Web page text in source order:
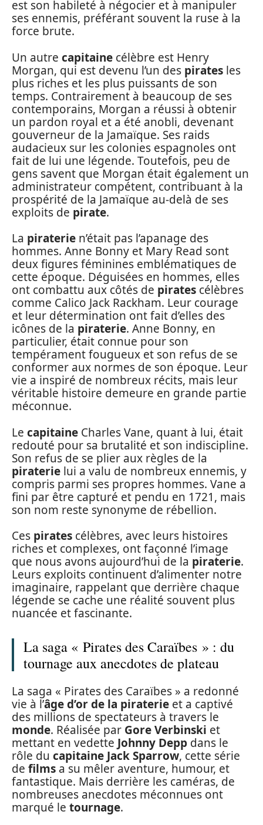
est son habileté à négocier et à manipuler
ses ennemis, préférant souvent la ruse à la
force brute.
Un autre capitaine célèbre est Henry
Morgan, qui est devenu l’un des pirates les
plus riches et les plus puissants de son
temps. Contrairement à beaucoup de ses
contemporains, Morgan a réussi à obtenir
un pardon royal et a été anobli, devenant
gouverneur de la Jamaïque. Ses raids
audacieux sur les colonies espagnoles ont
fait de lui une légende. Toutefois, peu de
gens savent que Morgan était également un
administrateur compétent, contribuant à la
prospérité de la Jamaïque au-delà de ses
exploits de pirate.
La piraterie n’était pas l’apanage des
hommes. Anne Bonny et Mary Read sont
deux figures féminines emblématiques de
cette époque. Déguisées en hommes, elles
ont combattu aux côtés de pirates célèbres
comme Calico Jack Rackham. Leur courage
et leur détermination ont fait d’elles des
icônes de la piraterie. Anne Bonny, en
particulier, était connue pour son
tempérament fougueux et son refus de se
conformer aux normes de son époque. Leur
vie a inspiré de nombreux récits, mais leur
véritable histoire demeure en grande partie
méconnue.
Le capitaine Charles Vane, quant à lui, était
redouté pour sa brutalité et son indiscipline.
Son refus de se plier aux règles de la
piraterie lui a valu de nombreux ennemis, y
compris parmi ses propres hommes. Vane a
fini par être capturé et pendu en 1721, mais
son nom reste synonyme de rébellion.
Ces pirates célèbres, avec leurs histoires
riches et complexes, ont façonné l’image
que nous avons aujourd’hui de la piraterie.
Leurs exploits continuent d’alimenter notre
imaginaire, rappelant que derrière chaque
légende se cache une réalité souvent plus
nuancée et fascinante.
La saga « Pirates des Caraïbes » : du
tournage aux anecdotes de plateau
La saga « Pirates des Caraïbes » a redonné
vie à l’âge d’or de la piraterie et a captivé
des millions de spectateurs à travers le
monde. Réalisée par Gore Verbinski et
mettant en vedette Johnny Depp dans le
rôle du capitaine Jack Sparrow, cette série
de films a su mêler aventure, humour, et
fantastique. Mais derrière les caméras, de
nombreuses anecdotes méconnues ont
marqué le tournage.